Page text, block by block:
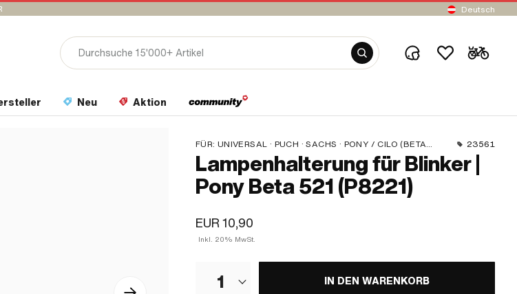
Deutsch
Neu Aktion
FÜR: UNIVERSAL · PUCH · SACHS · PONY / CILO (BETA 521 & 512) · PIAGGIO · ZÜNDAPP BELMONDO · TOMOS 23561
Lampenhalterung für Blinker |
Pony Beta 521 (P8221)
EUR 10,90
Inkl. 20% MwSt.
1 IN DEN WARENKORB